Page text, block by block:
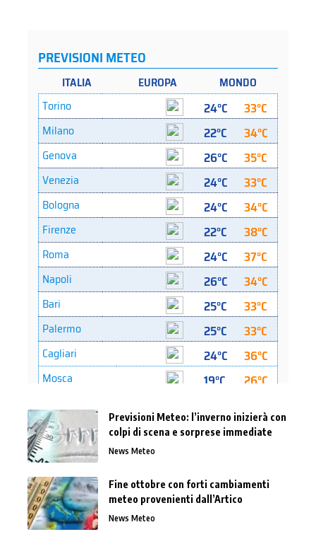
Previsioni Meteo: l’inverno inizierà con
colpi di scena e sorprese immediate
News Meteo
Fine ottobre con forti cambiamenti
meteo provenienti dall’Artico
News Meteo